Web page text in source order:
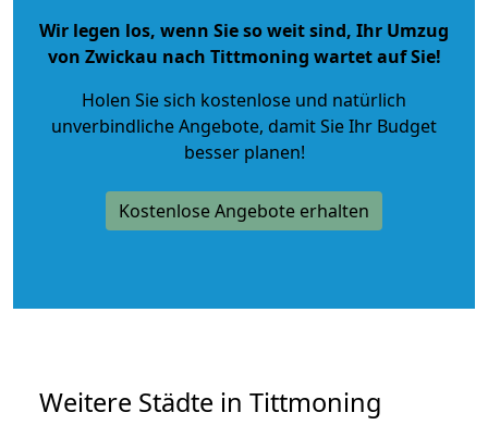
Wir legen los, wenn Sie so weit sind, Ihr Umzug
von Zwickau nach Tittmoning wartet auf Sie!
Holen Sie sich kostenlose und natürlich
unverbindliche Angebote, damit Sie Ihr Budget
besser planen!
Kostenlose Angebote erhalten
Weitere Städte in Tittmoning